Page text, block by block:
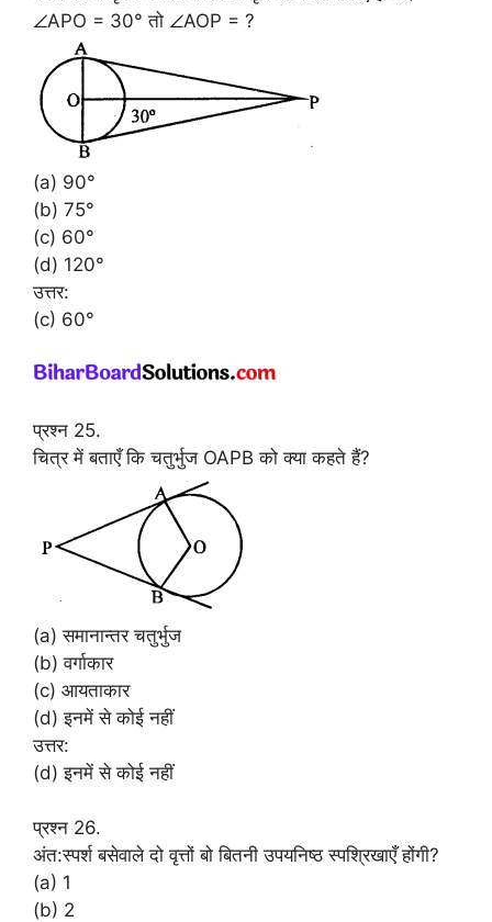
∠APO = 30° तो ∠AOP = ?
(a) 90°
(b) 75°
(c) 60°
(d) 120°
उत्तर:
(c) 60°
प्रश्न 25.
चित्र में बताएँ कि चतुर्भुज OAPB को क्या कहते हैं?
(a) समानान्तर चतुर्भुज
(b) वर्गाकार
(c) आयताकार
(d) इनमें से कोई नहीं
उत्तर:
(d) इनमें से कोई नहीं
प्रश्न 26.
अंत:स्पर्श बसेवाले दो वृत्तों बो बितनी उपयनिष्ठ स्पश्रिखाएँ होंगी?
(a) 1
(b) 2